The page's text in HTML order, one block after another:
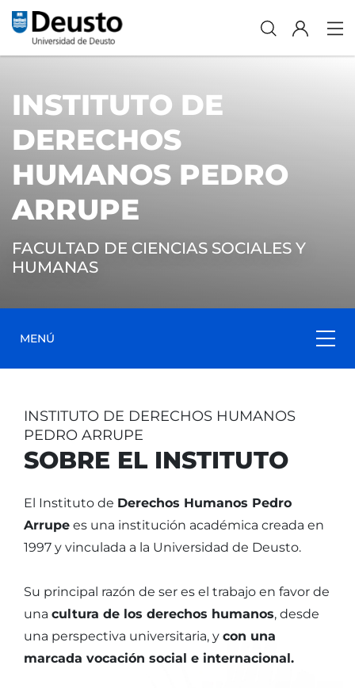
INSTITUTO DE
DERECHOS
HUMANOS PEDRO
ARRUPE
FACULTAD DE CIENCIAS SOCIALES Y
HUMANAS
MENÚ
INSTITUTO DE DERECHOS HUMANOS
PEDRO ARRUPE
SOBRE EL INSTITUTO
El Instituto de Derechos Humanos Pedro
Arrupe es una institución académica creada en
1997 y vinculada a la Universidad de Deusto.
Su principal razón de ser es el trabajo en favor de
una cultura de los derechos humanos, desde
una perspectiva universitaria, y con una
marcada vocación social e internacional.